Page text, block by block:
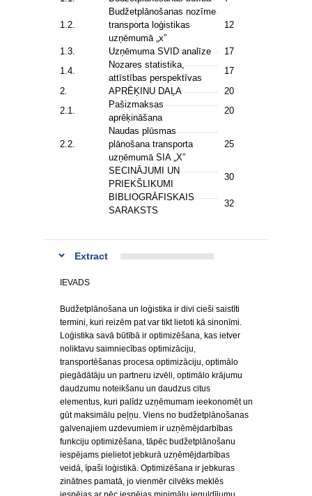
1.2.
Budžetplānošanas nozīme
transporta loģistikas
uzņēmumā „x”
12
1.3. Uzņēmuma SVID analīze
17
1.4.
Nozares statistika,
attīstības perspektīvas
17
2.
APRĒĶINU DAĻA
20
2.1.
Pašizmaksas
aprēķināšana
20
2.2.
Naudas plūsmas
plānošana transporta
uzņēmumā SIA „X”
25
SECINĀJUMI UN
PRIEKŠLIKUMI
30
BIBLIOGRĀFISKAIS
SARAKSTS
32
Extract
IEVADS
Budžetplānošana un loģistika ir divi cieši saistīti
termini, kuri reizēm pat var tikt lietoti kā sinonīmi.
Loģistika savā būtībā ir optimizēšana, kas ietver
noliktavu saimniecības optimizāciju,
transportēšanas procesa optimizāciju, optimālo
piegādātāju un partneru izvēli, optimālo krājumu
daudzumu noteikšanu un daudzus citus
elementus, kuri palīdz uzņēmumam ieekonomēt un
gūt maksimālu peļņu. Viens no budžetplānošanas
galvenajiem uzdevumiem ir uzņēmējdarbības
funkciju optimizēšana, tāpēc budžetplānošanu
iespējams pielietot jebkurā uzņēmējdarbības
veidā, īpaši loģistikā. Optimizēšana ir jebkuras
zinātnes pamatā, jo vienmēr cilvēks meklēs